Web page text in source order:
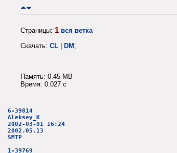
Страницы: 1 вся ветка
Скачать: CL | DM;
Память: 0.45 MB
Время: 0.027 c
6-39814
Aleksey_K
2002-03-01 16:24
2002.05.13
SMTP
1-39769